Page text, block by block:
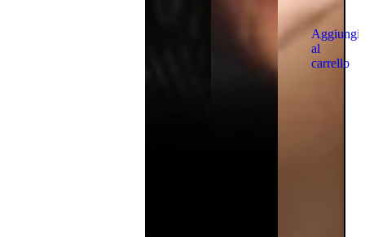
Aggiungi
al
carrello